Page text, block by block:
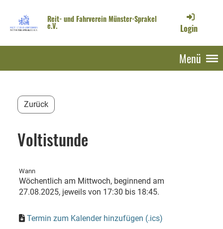
Reit- und Fahrverein Münster-Sprakel
e.V. Login
Menü
Zurück
Voltistunde
Wann
Wöchentlich am Mittwoch, beginnend am
27.08.2025, jeweils von 17:30 bis 18:45.
Termin zum Kalender hinzufügen (.ics)